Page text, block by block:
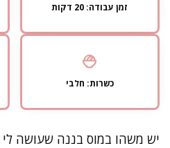
זמן עבודה: 20 דקות
כשרות: חלבי
יש משהו במוס בננה שעושה לי